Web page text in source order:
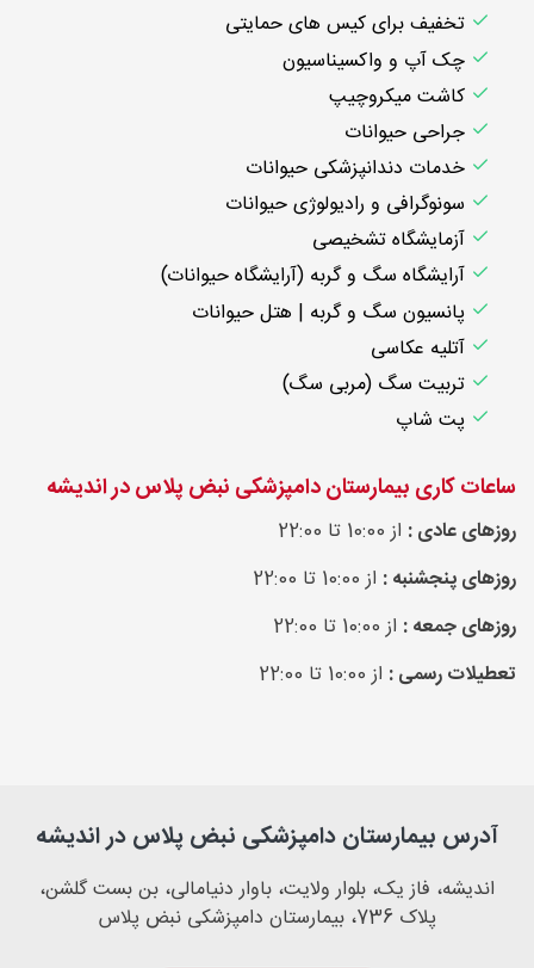
تخفیف برای کیس های حمایتی
چک آپ و واکسیناسیون
کاشت میکروچیپ
جراحی حیوانات
خدمات دندانپزشکی حیوانات
سونوگرافی و رادیولوژی حیوانات
آزمایشگاه تشخیصی
آرایشگاه سگ و گربه (آرایشگاه حیوانات)
پانسیون سگ و گربه | هتل حیوانات
آتلیه عکاسی
تربیت سگ (مربی سگ)
پت شاپ
ساعات کاری بیمارستان دامپزشکی نبض پلاس در اندیشه
روزهای عادی : از 10:00 تا 22:00
روزهای پنجشنبه : از 10:00 تا 22:00
روزهای جمعه : از 10:00 تا 22:00
تعطیلات رسمی : از 10:00 تا 22:00
آدرس بیمارستان دامپزشکی نبض پلاس در اندیشه
اندیشه، فاز یک، بلوار ولایت، باوار دنیامالی، بن بست گلشن،
پلاک 736، بیمارستان دامپزشکی نبض پلاس